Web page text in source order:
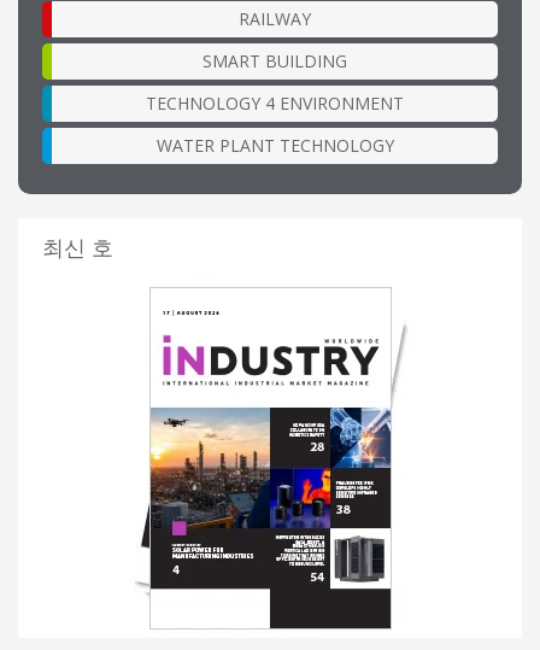
RAILWAY
SMART BUILDING
TECHNOLOGY 4 ENVIRONMENT
WATER PLANT TECHNOLOGY
최신 호